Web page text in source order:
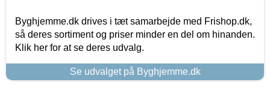
Byghjemme.dk drives i tæt samarbejde med Frishop.dk,
så deres sortiment og priser minder en del om hinanden.
Klik her for at se deres udvalg.
Se udvalget på Byghjemme.dk